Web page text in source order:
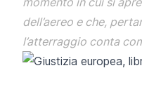
dell’aereo e che,
l’atterraggio conta